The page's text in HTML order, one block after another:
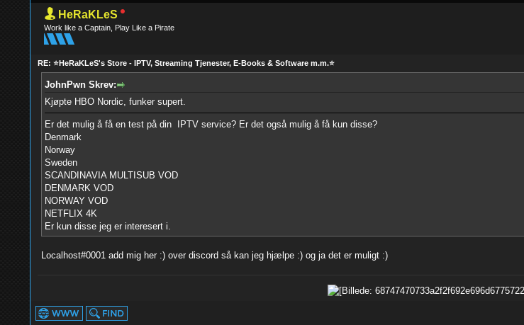
HeRaKLeS
Work like a Captain, Play Like a Pirate
RE: ⭐HeRaKLeS's Store - IPTV, Streaming Tjenester, E-Books & Software m.m.⭐
JohnPwn Skrev:
Kjøpte HBO Nordic, funker supert.
Er det mulig å få en test på din IPTV service? Er det også mulig å få kun disse?
Denmark
Norway
Sweden
SCANDINAVIA MULTISUB VOD
DENMARK VOD
NORWAY VOD
NETFLIX 4K
Er kun disse jeg er interesert i.
Localhost#0001 add mig her :) over discord så kan jeg hjælpe :) og ja det er muligt :)